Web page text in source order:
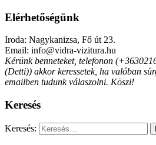
Elérhetőségünk
Iroda: Nagykanizsa, Fő út 23.
Email: info@vidra-vizitura.hu
Kérünk benneteket, telefonon
(Detti)) akkor keressetek, ha valóban
emailben tudunk válaszolni. Köszi!
Keresés
Keresés: